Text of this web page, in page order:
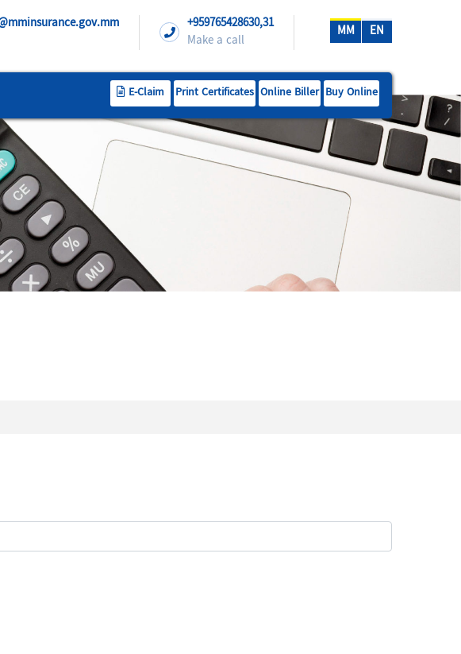
+959765428630,31
Make a call
EN
MM
Buy Online
Online Biller
Print Certificates
E-Claim